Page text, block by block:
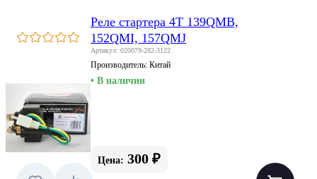
Реле стартера 4T 139QMB,
152QMI, 157QMJ
Артикул: 020079-282-3122
Производитель: Китай
• В наличии
Цена: 300 ₽